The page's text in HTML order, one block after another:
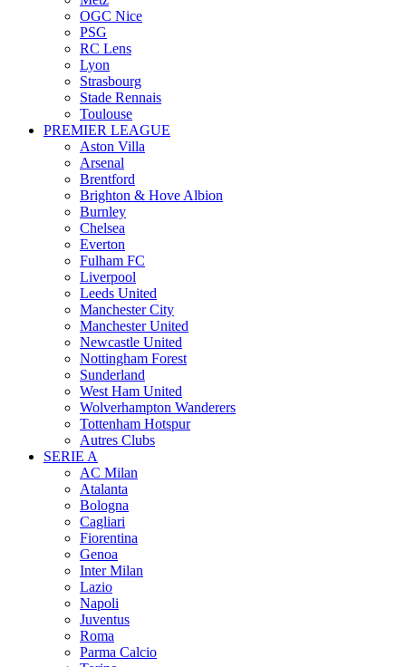
OGC Nice
PSG
RC Lens
Lyon
Strasbourg
Stade Rennais
Toulouse
PREMIER LEAGUE
Aston Villa
Arsenal
Brentford
Brighton & Hove Albion
Burnley
Chelsea
Everton
Fulham FC
Liverpool
Leeds United
Manchester City
Manchester United
Newcastle United
Nottingham Forest
Sunderland
West Ham United
Wolverhampton Wanderers
Tottenham Hotspur
Autres Clubs
SERIE A
AC Milan
Atalanta
Bologna
Cagliari
Fiorentina
Genoa
Inter Milan
Lazio
Napoli
Juventus
Roma
Parma Calcio